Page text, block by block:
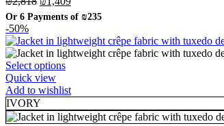
be
chosen
the
product
page
price
was:
₪2,818.
price
₪1,409.
Or 6 Payments of ₪235
-50%
Select optionsThis
has
variants.
Quick view
Add to wishlist
IVORY